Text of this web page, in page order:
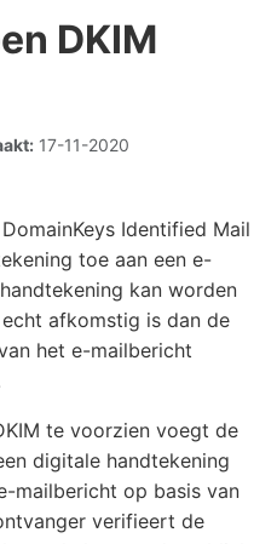
DKIM
17-11-2020
Identified Mail
toe aan een e-
kan worden
afkomstig is dan de
het e-mailbericht
te voorzien voegt de
digitale handtekening
mailbericht op basis van
verifieert de